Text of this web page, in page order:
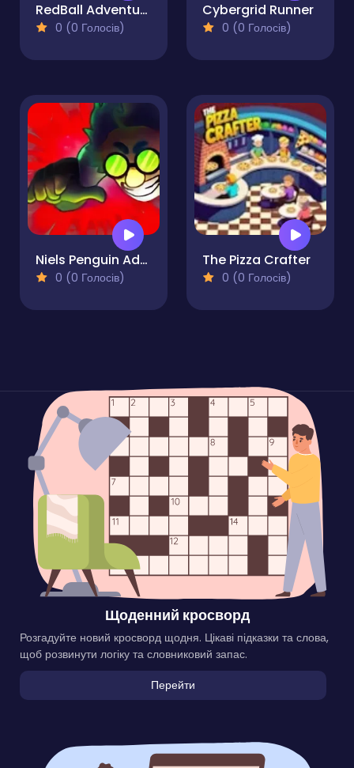
RedBall Adventure
0 (0 Голосів)
Cybergrid Runner
0 (0 Голосів)
Niels Penguin Adventure
0 (0 Голосів)
The Pizza Crafter
0 (0 Голосів)
Щоденний кросворд
Розгадуйте новий кросворд щодня. Цікаві підказки та слова,
щоб розвинути логіку та словниковий запас.
Перейти